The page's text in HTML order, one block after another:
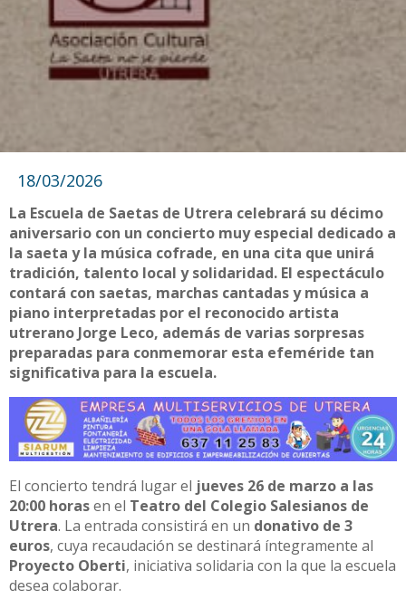
18/03/2026
La Escuela de Saetas de Utrera celebrará su décimo
aniversario con un concierto muy especial dedicado a
la saeta y la música cofrade, en una cita que unirá
tradición, talento local y solidaridad. El espectáculo
contará con saetas, marchas cantadas y música a
piano interpretadas por el reconocido artista
utrerano Jorge Leco, además de varias sorpresas
preparadas para conmemorar esta efeméride tan
significativa para la escuela.
El concierto tendrá lugar el jueves 26 de marzo a las
20:00 horasen el Teatro del Colegio Salesianos de
Utrera. La entrada consistirá en un donativo de 3
euros, cuya recaudación se destinará íntegramente al
Proyecto Oberti, iniciativa solidaria con la que la escuela
desea colaborar.